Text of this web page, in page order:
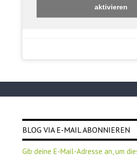
aktivieren
BLOG VIA E-MAIL ABONNIEREN
Gib deine E-Mail-Adresse an, um